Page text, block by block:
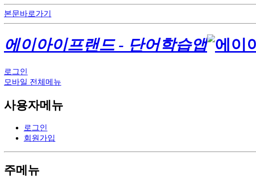
본문바로가기
에이아이프랜드 - 단어학습앱
로그인
모바일 전체메뉴
사용자메뉴
로그인
회원가입
주메뉴